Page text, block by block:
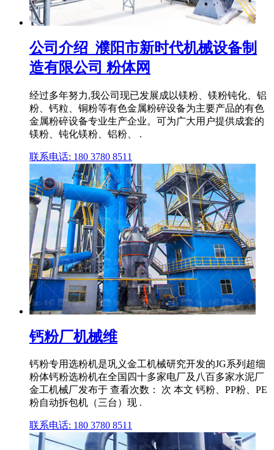
公司介绍_濮阳市新时代机械设备制
造有限公司 粉体网
经过多年努力,我公司现已发展成以镁粉、镁粉钝化、铝
粉、钙粒、铜粉等有色金属粉碎设备为主要产品的有色
金属粉碎设备专业生产企业。可为广大用户提供成套的
镁粉、钝化镁粉、铝粉、 .
联系电话: 180 3780 8511
钙粉厂机械维
钙粉专用选粉机是巩义金工机械研究开发的JG系列超细
粉体钙粉选粉机在全国四十多家电厂及八百多家水泥厂
金工机械厂发布于 查看次数： 次 本文 钙粉、PP粉、PE
粉自动拆包机（三台）现 .
联系电话: 180 3780 8511